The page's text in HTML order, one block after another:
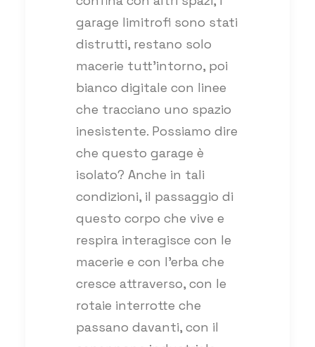
garage limitrofi sono stati
distrutti, restano solo
macerie tutt’intorno, poi
bianco digitale con linee
che tracciano uno spazio
inesistente. Possiamo dire
che questo garage è
isolato? Anche in tali
condizioni, il passaggio di
questo corpo che vive e
respira interagisce con le
macerie e con l’erba che
cresce attraverso, con le
rotaie interrotte che
passano davanti, con il